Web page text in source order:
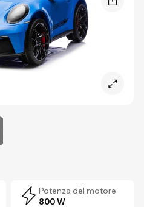
Potenza del motore
800 W